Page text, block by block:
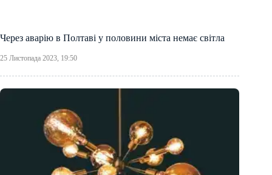
Через аварію в Полтаві у половини міста немає світла
25 Листопада 2023, 19:50